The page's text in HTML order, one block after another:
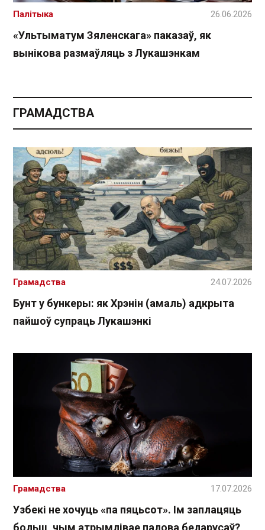
«Ультыматум Зяленскага» паказаў, як
вынікова размаўляць з Лукашэнкам
Палітыка 26.06.2026
ГРАМАДСТВА
Бунт у бункеры: як Хрэнін (амаль) адкрыта
пайшоў супраць Лукашэнкі
Грамадства 24.07.2026
Узбекі не хочуць «па пяцьсот». Ім заплацяць
больш, чым атрымлівае палова беларусаў?
Грамадства 17.07.2026